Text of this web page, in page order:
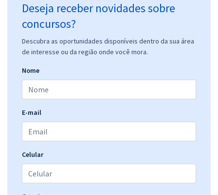
Deseja receber novidades sobre
concursos?
Descubra as oportunidades disponíveis dentro da sua área
de interesse ou da região onde você mora.
Nome
E-mail
Celular